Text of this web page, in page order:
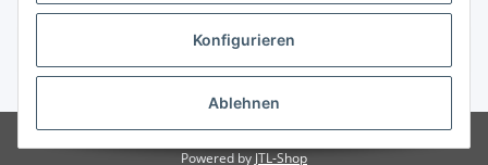
Konfigurieren
Ablehnen
Vertrag widerrufen
* Alle Preise inkl. gesetzlicher USt., zzgl.
Powered by JTL-Shop